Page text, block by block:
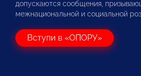
допускаются сообщения,
межнациональной и социальной
Вступи в «ОПОРУ»